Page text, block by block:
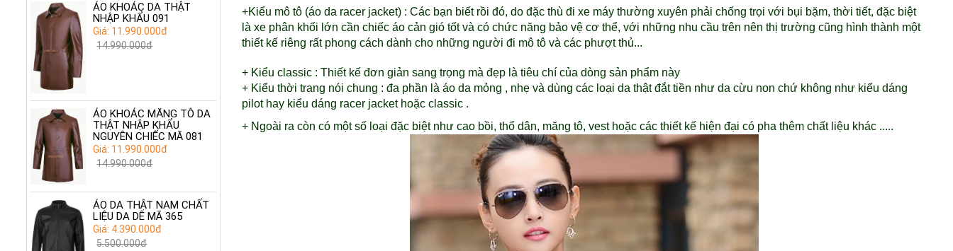
ÁO KHOÁC DA THẬT
NHẬP KHẨU 091
Giá: 11.990.000đ
14.990.000đ
ÁO KHOÁC MĂNG TÔ DA
THẬT NHẬP KHẨU
NGUYÊN CHIẾC MÃ 081
Giá: 11.990.000đ
14.990.000đ
ÁO DA THẬT NAM CHẤT
LIỆU DA DÊ MÃ 365
Giá: 4.390.000đ
5.500.000đ
+Kiểu mô tô (áo da racer jacket) : Các bạn biết rồi đó, do đặc thù đi xe máy thường xuyên phải chống trọi với bụi bặm, thời tiết, đặc biệt
là xe phân khối lớn cần chiếc áo cản gió tốt và có chức năng bảo vệ cơ thể, với những nhu cầu trên nên thị trường cũng hình thành một
thiết kế riêng rất phong cách dành cho những người đi mô tô và các phượt thủ...
+ Kiểu classic : Thiết kế đơn giản sang trọng mà đẹp là tiêu chí của dòng sản phẩm này
+ Kiểu thời trang nói chung : đa phần là áo da mỏng , nhẹ và dùng các loại da thật đắt tiền như da cừu non chứ không như kiểu dáng
pilot hay kiểu dáng racer jacket hoặc classic .
+ Ngoài ra còn có một số loại đặc biệt như cao bồi, thổ dân, măng tô, vest hoặc các thiết kế hiện đại có pha thêm chất liệu khác .....